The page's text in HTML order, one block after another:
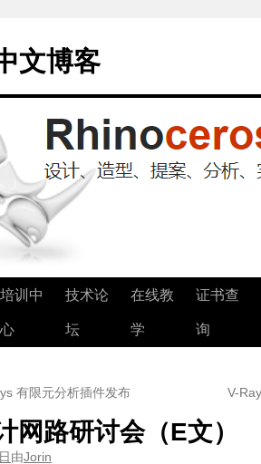
文博客
培训中
心
技术论
坛
在线教
学
证书查
询
有限元分析插件发布 V-
网路研讨会（E文）
由Jorin